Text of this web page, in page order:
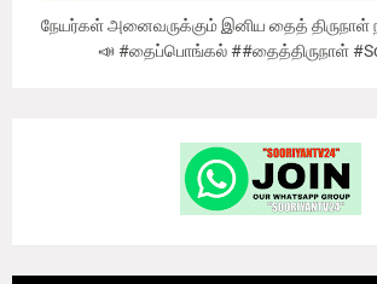
நேயர்கள் அனைவருக்கும் இனிய தைத்
📣 #தைப்பொங்கல் ##தைத்திருநாள்